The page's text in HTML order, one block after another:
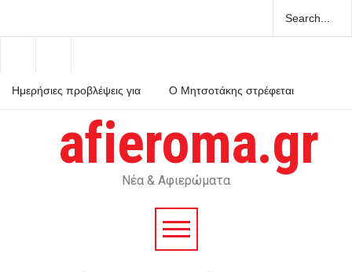
Ημερήσιες προβλέψεις για
Ο Μητσοτάκης στρέφεται
Χανιά: ΕΔΕ για τους
αστυνομικούς που έχασαν
την 75χρονη από το τμήμα
– Βρέθηκε νεκρή μετά από
afieroma.gr
Νέα & Αφιερώματα